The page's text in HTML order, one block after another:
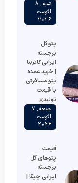
شنبه , 8
آگوست
2026
پتو گل
برجسته
ایرانی کاترینا
| خرید عمده
پتو مسافرتی
با قیمت
تولیدی
جمعه , 7
آگوست
2026
قیمت
پتوهای گل
برجسته
ایرانی چیکا |